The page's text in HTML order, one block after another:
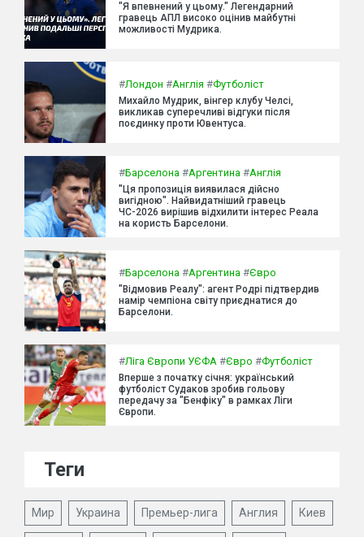
"Я впевнений у цьому." Легендарний
гравець АПЛ високо оцінив майбутні
можливості Мудрика.
#Лондон #Англія #Футболіст
Михайло Мудрик, вінгер клубу Челсі,
викликав суперечливі відгуки після
поєдинку проти Ювентуса.
#Барселона #Аргентина #Англія
"Ця пропозиція виявилася дійсно
вигідною". Найвидатніший гравець
ЧС-2026 вирішив відхилити інтерес Реала
на користь Барселони.
#Барселона #Аргентина #Євро
"Відмовив Реалу": агент Родрі підтвердив
намір чемпіона світу приєднатися до
Барселони.
#Ліга Європи УЄФА #Євро #Футболіст
Вперше з початку січня: український
футболіст Судаков зробив гольову
передачу за "Бенфіку" в рамках Ліги
Європи.
Теги
Мир Украина Премьер-лига Англия Киев